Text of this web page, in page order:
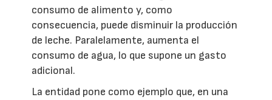
consumo de alimento y, como
consecuencia, puede disminuir la producción
de leche. Paralelamente, aumenta el
consumo de agua, lo que supone un gasto
adicional.
La entidad pone como ejemplo que, en una